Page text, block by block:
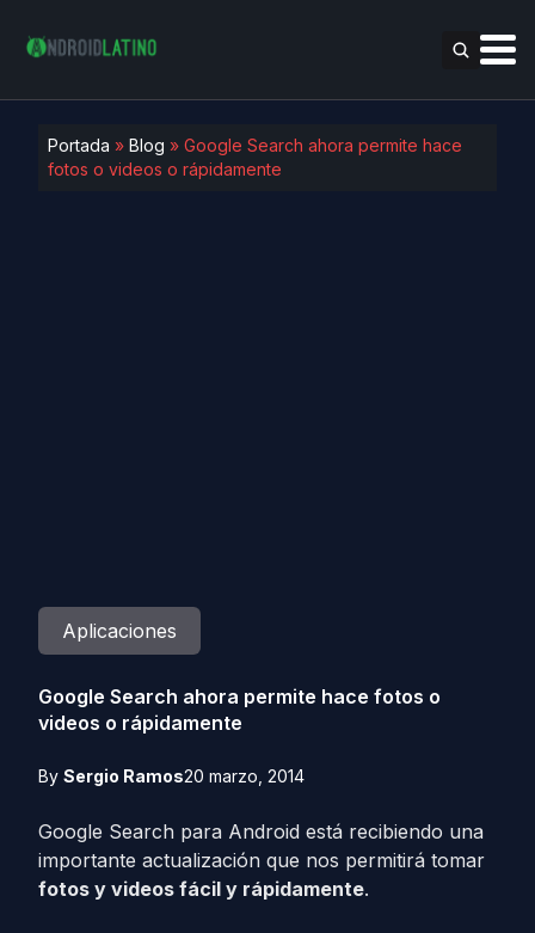
Portada » Blog » Google Search ahora permite hace
fotos o videos o rápidamente
Aplicaciones
Google Search ahora permite hace fotos o
videos o rápidamente
By Sergio Ramos20 marzo, 2014
Google Search para Android está recibiendo una
importante actualización que nos permitirá tomar
fotos y videos fácil y rápidamente.